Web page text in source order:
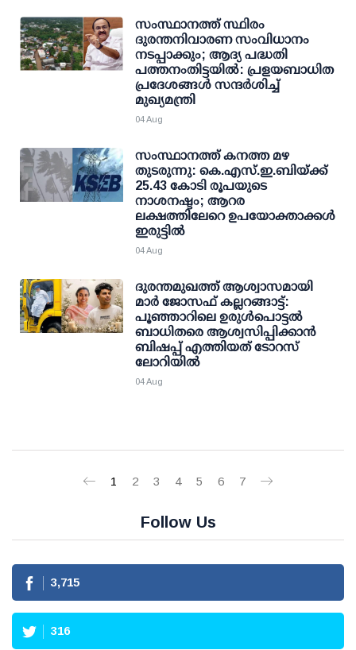
സംസ്ഥാനത്ത് സ്ഥിരം
ദുരന്തനിവാരണ സംവിധാനം
നടപ്പാക്കും; ആദ്യ പദ്ധതി
പത്തനംതിട്ടയില്‍: പ്രളയബാധിത
പ്രദേശങ്ങള്‍ സന്ദര്‍ശിച്ച്
മുഖ്യമന്ത്രി
04 Aug
സംസ്ഥാനത്ത് കനത്ത മഴ
തുടരുന്നു: കെ.എസ്.ഇ.ബിയ്ക്ക്
25.43 കോടി രൂപയുടെ
നാശനഷ്ടം; ആറര
ലക്ഷത്തിലേറെ ഉപയോക്താക്കള്‍
ഇരുട്ടില്‍
04 Aug
ദുരന്തമുഖത്ത് ആശ്വാസമായി
മാര്‍ ജോസഫ് കല്ലറങ്ങാട്ട്:
പൂഞ്ഞാറിലെ ഉരുള്‍പൊട്ടല്‍
ബാധിതരെ ആശ്വസിപ്പിക്കാന്‍
ബിഷപ്പ് എത്തിയത് ടോറസ്
ലോറിയില്‍
04 Aug
1 2 3 4 5 6 7
Follow Us
3,715
316